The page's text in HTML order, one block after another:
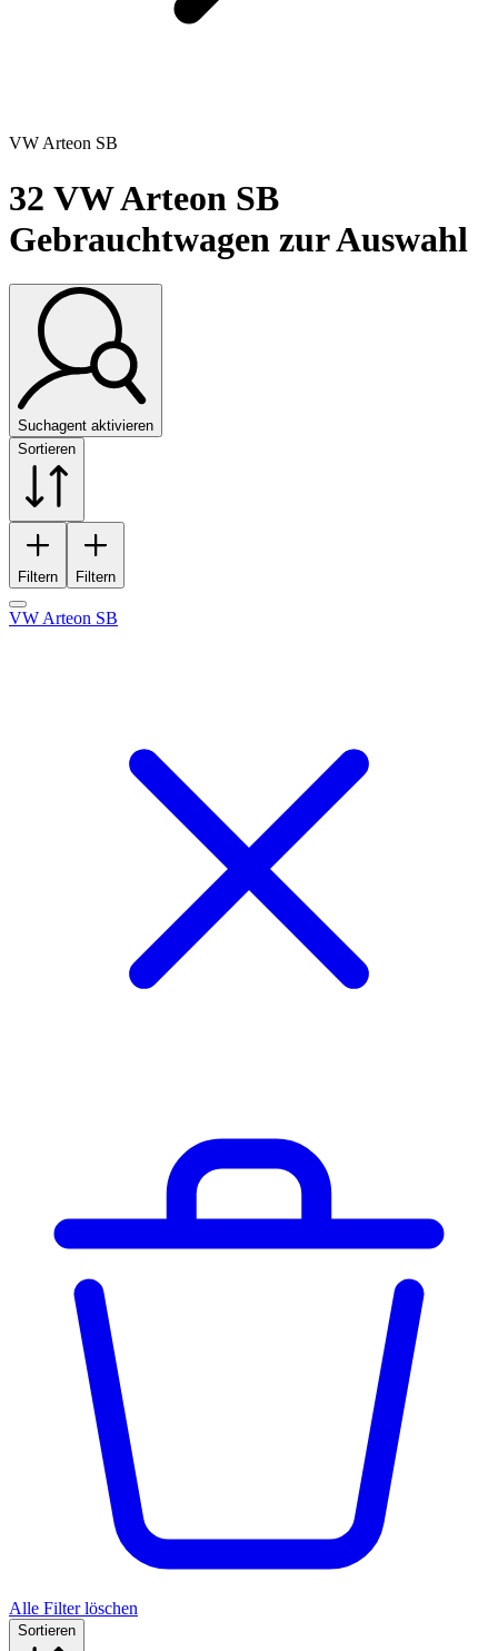
VW Arteon SB
32 VW Arteon SB
Gebrauchtwagen zur Auswahl
Suchagent aktivieren
Sortieren
Filtern Filtern
VW Arteon SB
Alle Filter löschen
Sortieren